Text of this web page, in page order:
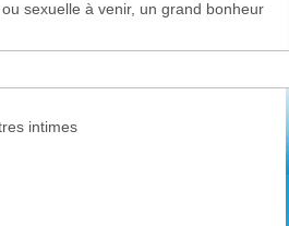
sexuelle à venir, un grand bonheur
intimes